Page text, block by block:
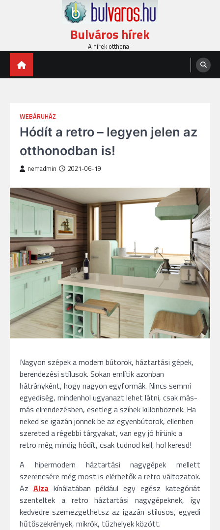
Bulváros hírek
A hírek otthona-
WEBÁRUHÁZ
Hódít a retro – legyen jelen az
otthonodban is!
nemadmin 2021-06-19
Nagyon szépek a modern bútorok, háztartási gépek,
berendezési stílusok. Sokan említik azonban
hátrányként, hogy nagyon egyformák. Nincs semmi
egyediség, mindenhol ugyanazt lehet látni, csak más-
más elrendezésben, esetleg a színek különböznek. Ha
neked se igazán jönnek be az egyenbútorok, ellenben
szereted a régebbi tárgyakat, van egy jó hírünk: a
retro még mindig hódít, csak tudnod kell, hol keresd!
A hipermodern háztartási nagygépek mellett
szerencsére még most is elérhetők a retro változatok.
Az Alza kínálatában például egy egész kategóriát
szenteltek a retro háztartási nagygépeknek, így
kedvedre szemezgethetsz az igazán stílusos, egyedi
hűtőszekrények, mikrók, tűzhelyek között.